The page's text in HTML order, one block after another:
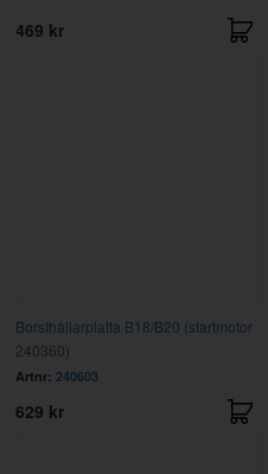
469 kr
Borsthållarplatta B18/B20 (startmotor
240360)
Artnr: 240603
629 kr